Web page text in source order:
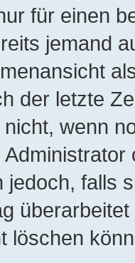
für einen
jemand
der letzte
wenn
jedoch, falls
löschen